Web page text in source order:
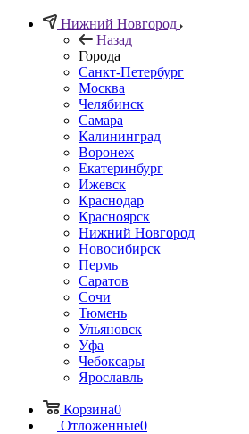
Нижний Новгород
Назад
Города
Санкт-Петербург
Москва
Челябинск
Самара
Калининград
Воронеж
Екатеринбург
Ижевск
Краснодар
Красноярск
Нижний Новгород
Новосибирск
Пермь
Саратов
Сочи
Тюмень
Ульяновск
Уфа
Чебоксары
Ярославль
Корзина0
Отложенные0